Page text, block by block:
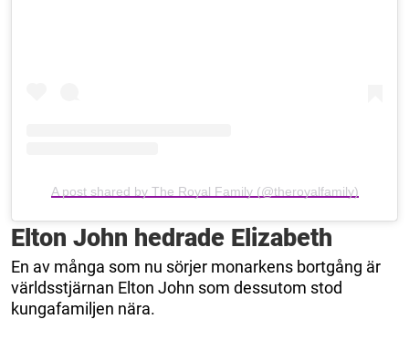
A post shared by The Royal Family (@theroyalfamily)
Elton John hedrade Elizabeth
En av många som nu sörjer monarkens bortgång är
världsstjärnan Elton John som dessutom stod
kungafamiljen nära.